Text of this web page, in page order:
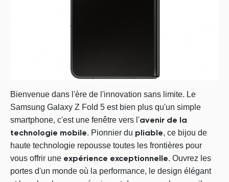
Bienvenue dans l'ère de l'innovation sans limite. Le
Samsung Galaxy Z Fold 5 est bien plus qu'un simple
smartphone, c'est une fenêtre vers l'avenir de la
technologie mobile. Pionnier du pliable, ce bijou de
haute technologie repousse toutes les frontières pour
vous offrir une expérience exceptionnelle. Ouvrez les
portes d'un monde où la performance, le design élégant